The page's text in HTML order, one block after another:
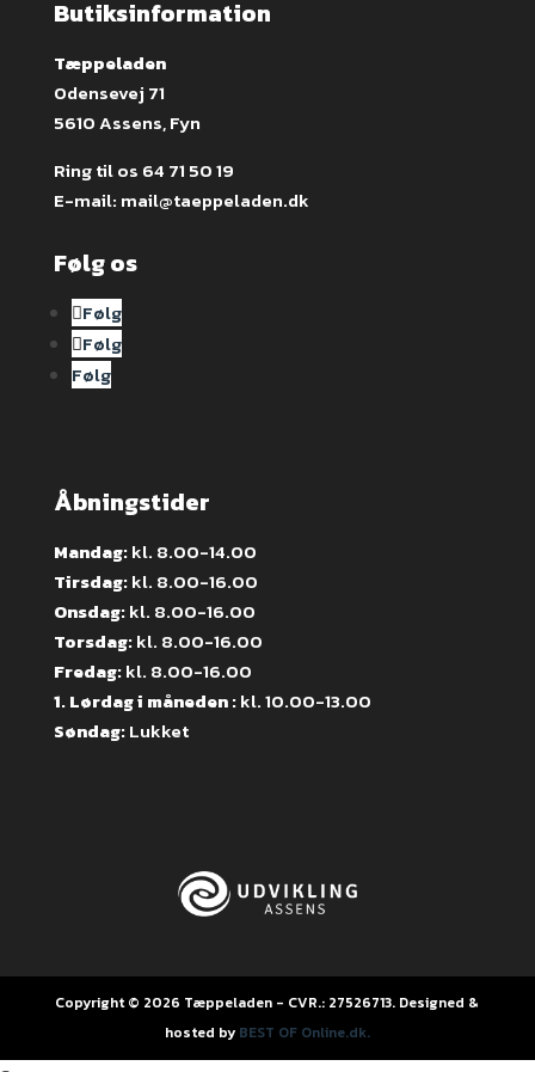
Butiksinformation
Tæppeladen
Odensevej 71
5610 Assens, Fyn
Ring til os 64 71 50 19
E-mail: mail@taeppeladen.dk
Følg os
Følg
Følg
Følg
Åbningstider
Mandag:kl. 8.00-14.00
Tirsdag:kl. 8.00-16.00
Onsdag:kl. 8.00-16.00
Torsdag:kl. 8.00-16.00
Fredag:kl. 8.00-16.00
1. Lørdag i måneden :kl. 10.00-13.00
Søndag:Lukket
Copyright © 2026 Tæppeladen - CVR.: 27526713. Designed &
hosted by BEST OF Online.dk.